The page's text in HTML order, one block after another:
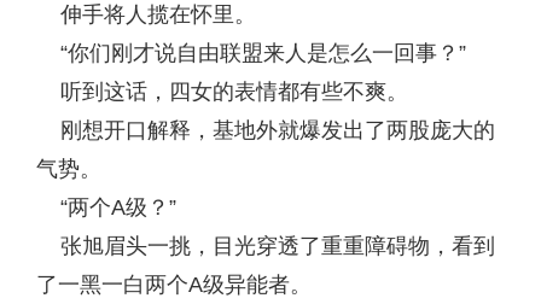
伸手将人揽在怀里。
“你们刚才说自由联盟来人是怎么一回事？”
听到这话，四女的表情都有些不爽。
刚想开口解释，基地外就爆发出了两股庞大的
气势。
“两个A级？”
张旭眉头一挑，目光穿透了重重障碍物，看到
了一黑一白两个A级异能者。